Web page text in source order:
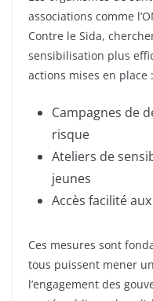
associations comme
Contre le Sida,
sensibilisation plus
actions mises en place :
Campagnes de
risque
Ateliers de
jeunes
Accès facilité
Ces mesures sont
tous puissent mener
l’engagement des